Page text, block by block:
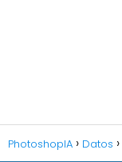
PhotoshopIA Datos